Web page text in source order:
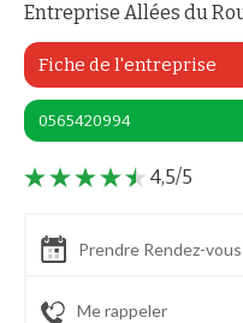
Entreprise Allées du
Fiche de l'entreprise
0565420994
4,5/5
Prendre Rendez-vous
Me rappeler